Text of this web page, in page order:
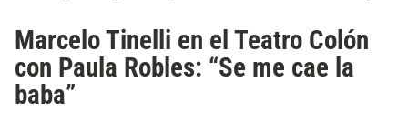
Marcelo Tinelli en el Teatro Colón
con Paula Robles: “Se me cae la
baba”